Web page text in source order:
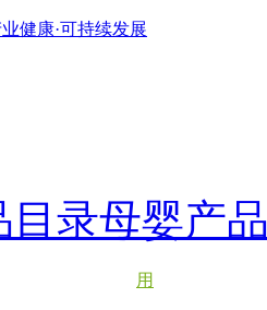
健康·可持续发展
目录母婴产
用